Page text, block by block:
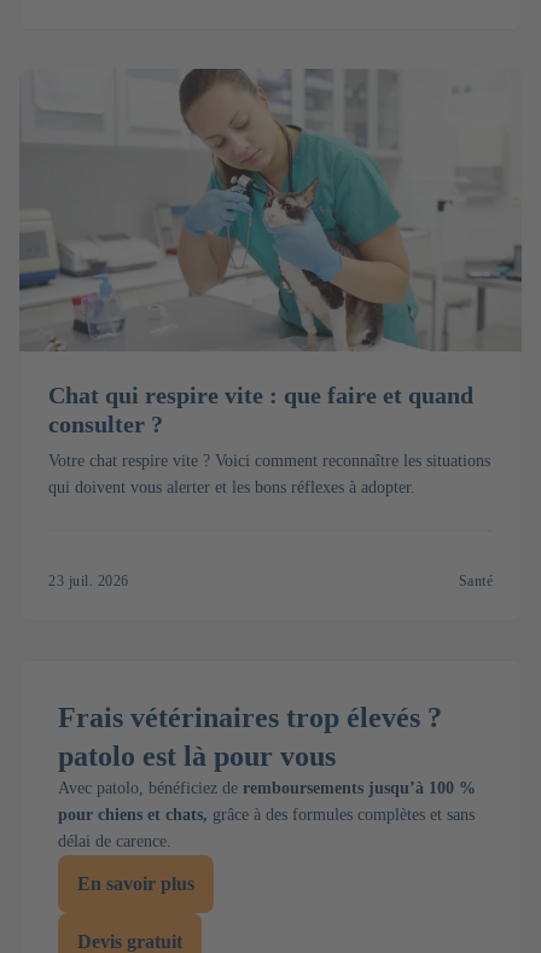
Chat qui respire vite : que faire et quand
consulter ?
Votre chat respire vite ? Voici comment reconnaître les situations
qui doivent vous alerter et les bons réflexes à adopter.
23 juil. 2026 Santé
Frais vétérinaires trop élevés ?
patolo est là pour vous
Avec patolo, bénéficiez de remboursements jusqu’à 100 %
pour chiens et chats, grâce à des formules complètes et sans
délai de carence.
En savoir plus
Devis gratuit